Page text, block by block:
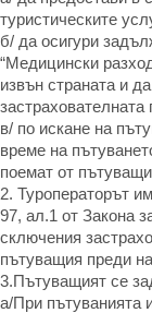
туристическите
б/ да осигури
“Медицински
извън страната и
в/ по искане на
време на
поемат от
2. Туроператорът
97, ал.1 от Закона
сключения
пътуващия преди
3.Пътуващият се
а/При пътуванията